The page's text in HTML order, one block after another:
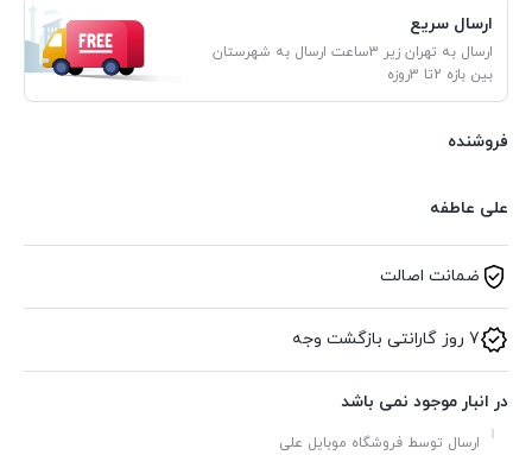
ارسال سریع
ارسال به تهران زیر 3ساعت ارسال به شهرستان
بین بازه 2تا 3روزه
فروشنده
علی عاطفه
ضمانت اصالت
7 روز گارانتی بازگشت وجه
در انبار موجود نمی باشد
ارسال توسط فروشگاه موبایل علی